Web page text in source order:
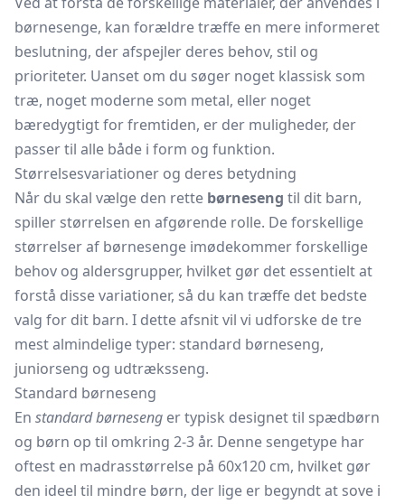
børnesenge, kan forældre træffe en mere informeret
beslutning, der afspejler deres behov, stil og
prioriteter. Uanset om du søger noget klassisk som
træ, noget moderne som metal, eller noget
bæredygtigt for fremtiden, er der muligheder, der
passer til alle både i form og funktion.
Størrelsesvariationer og deres betydning
Når du skal vælge den rette børneseng til dit barn,
spiller størrelsen en afgørende rolle. De forskellige
størrelser af børnesenge imødekommer forskellige
behov og aldersgrupper, hvilket gør det essentielt at
forstå disse variationer, så du kan træffe det bedste
valg for dit barn. I dette afsnit vil vi udforske de tre
mest almindelige typer: standard børneseng,
juniorseng og udtræksseng.
Standard børneseng
En standard børneseng er typisk designet til spædbørn
og børn op til omkring 2-3 år. Denne sengetype har
oftest en madrasstørrelse på 60x120 cm, hvilket gør
den ideel til mindre børn, der lige er begyndt at sove i